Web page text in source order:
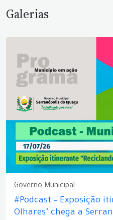
Galerias
Governo Municipal
#Podcast – Exposição
Olhares" chega a